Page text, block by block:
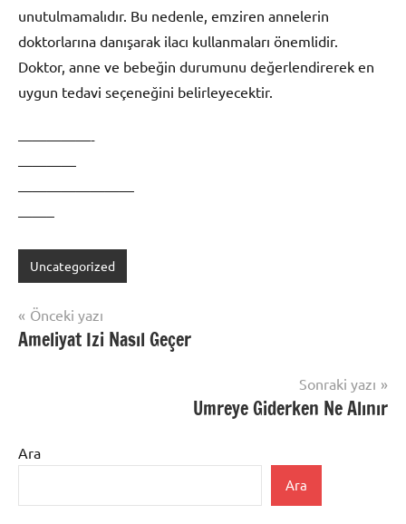
unutulmamalıdır. Bu nedenle, emziren annelerin
doktorlarına danışarak ilacı kullanmaları önemlidir.
Doktor, anne ve bebeğin durumunu değerlendirerek en
uygun tedavi seçeneğini belirleyecektir.
—————-
————
————————
——–
Uncategorized
Yazı
gezinmesi
Önceki yazı
Ameliyat Izi Nasıl Geçer
Sonraki yazı
Umreye Giderken Ne Alınır
Ara
Ara